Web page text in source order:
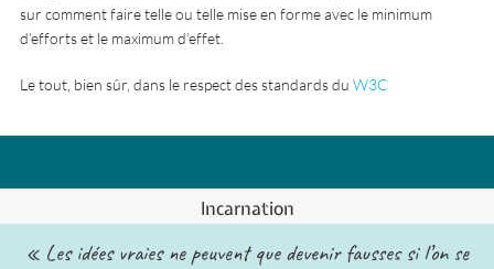
sur comment faire telle ou telle mise en forme avec le minimum
d’efforts et le maximum d’effet.
Le tout, bien sûr, dans le respect des standards duW3C
Incarnation
« Les idées vraies ne peuvent que devenir fausses si l’on se